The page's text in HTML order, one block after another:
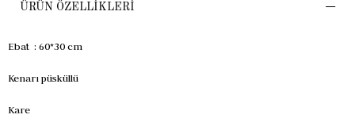
ÜRÜN ÖZELLIKLERI
Ebat : 60*30 cm
Kenarı püsküllü
Kare